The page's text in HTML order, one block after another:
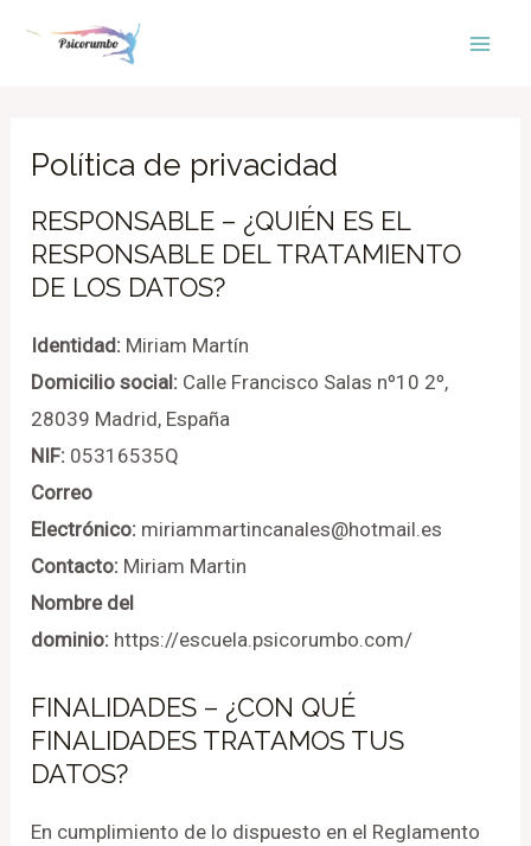
Política de privacidad
RESPONSABLE – ¿QUIÉN ES EL
RESPONSABLE DEL TRATAMIENTO
DE LOS DATOS?
Identidad: Miriam Martín
Domicilio social: Calle Francisco Salas nº10 2º,
28039 Madrid, España
NIF: 05316535Q
Correo
Electrónico: miriammartincanales@hotmail.es
Contacto: Miriam Martin
Nombre del
dominio: https://escuela.psicorumbo.com/
FINALIDADES – ¿CON QUÉ
FINALIDADES TRATAMOS TUS
DATOS?
En cumplimiento de lo dispuesto en el Reglamento